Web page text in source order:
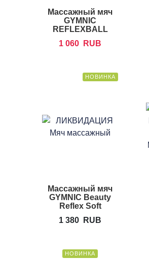
Массажный мяч
GYMNIC
REFLEXBALL
1 060
RUB
НОВИНКА
Массажный мяч
GYMNIC Beauty
Reflex Soft
1 380
RUB
НОВИНКА